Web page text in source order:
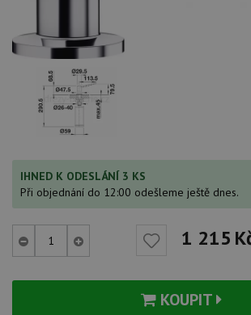
IHNED K ODESLÁNÍ 3 KS
Při objednání do 12:00 odešleme ještě dnes.
1 215
KOUPIT